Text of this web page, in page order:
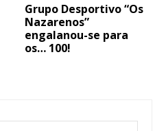
Grupo Desportivo “Os
Nazarenos”
engalanou-se para
os… 100!